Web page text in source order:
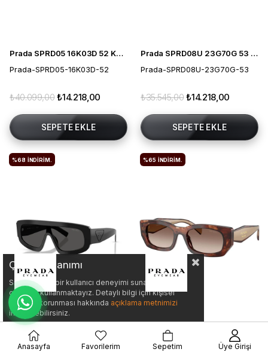
Prada SPRD05 16K03D 52 Kadın Güneş Gözlüğü
Prada-SPRD05-16K03D-52
₺14.218,00
₺40.099,00
SEPETE EKLE
Prada SPRD08U 23G70G 53 Kadın Güneş Gözlüğü
Prada-SPRD08U-23G70G-53
₺14.218,00
₺35.545,00
SEPETE EKLE
Prada-SPRD10-16K08Z-24
%68 İNDIRIM.
Prada-SPRB05-00K10S-53
%65 İNDIRIM.
Çerez Kullanımı
Size daha iyi bir kullanıcı deneyimi sunabilmek için
çerezler kullanmaktayız. Detaylı bilgi için kişisel
verilerin korunması hakkında açıklama metnimizi
inceleyebilirsiniz.
Anasayfa Favorilerim Sepetim Üye Girişi